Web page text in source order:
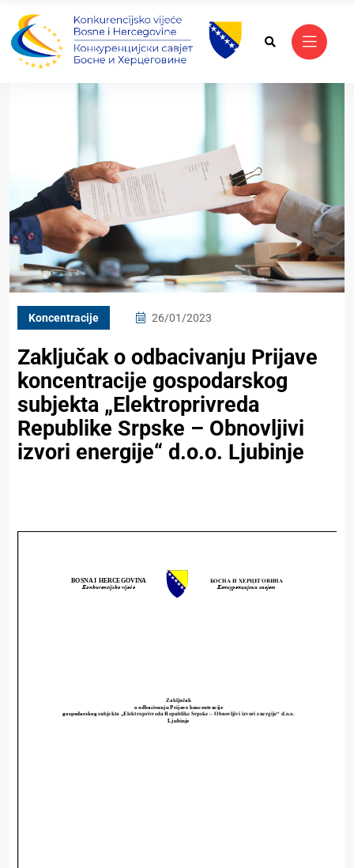
Koncentracije 26/01/2023
Zaključak o odbacivanju Prijave
koncentracije gospodarskog
subjekta „Elektroprivreda
Republike Srpske – Obnovljivi
izvori energije“ d.o.o. Ljubinje